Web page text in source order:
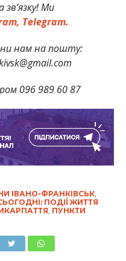
Ми
Telegram.
нам на пошту:
096 989 60 87
ІВАНО-ФРАНКІВСЬК,
ПОДІЇ ЖИТТЯ
ПУНКТИ